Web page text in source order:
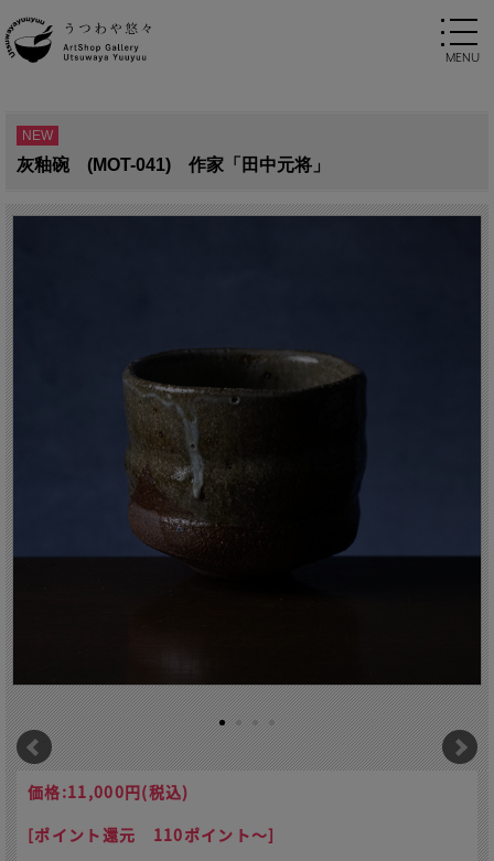
NEW
灰釉碗 (MOT-041) 作家「田中元将」
価格:11,000円(税込)
[ポイント還元 110ポイント～]